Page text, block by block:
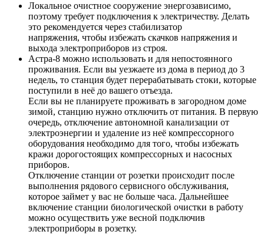
Локальное очистное сооружение энергозависимо,
поэтому требует подключения к электричеству. Делать
это рекомендуется через стабилизатор
напряжения, чтобы избежать скачков напряжения и
выхода электроприборов из строя.
Астра-8 можно использовать и для непостоянного
проживания. Если вы уезжаете из дома в период до 3
недель, то станция будет перерабатывать стоки, которые
поступили в неё до вашего отъезда.
Если вы не планируете проживать в загородном доме
зимой, станцию нужно отключить от питания. В первую
очередь, отключение автономной канализации от
электроэнергии и удаление из неё компрессорного
оборудования необходимо для того, чтобы избежать
кражи дорогостоящих компрессорных и насосных
приборов.
Отключение станции от розетки происходит после
выполнения рядового сервисного обслуживания,
которое займет у вас не больше часа. Дальнейшее
включение станции биологической очистки в работу
можно осуществить уже весной подключив
электроприборы в розетку.